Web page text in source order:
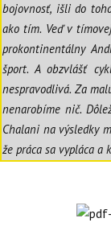
bojovnosť, išli do
ako tím. Veď v
prokontinentálny
šport. A obzvlášť
nespravodlivá. Za
nenarobíme nič.
Chalani na výsledky
že práca sa vypláca a